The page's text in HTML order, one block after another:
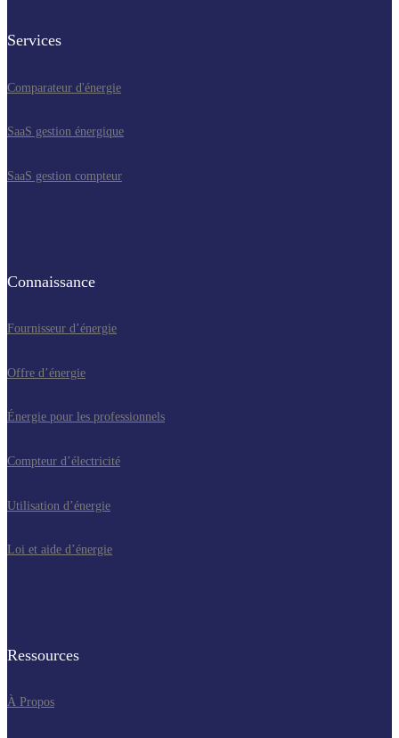
Services
Comparateur d'énergie
SaaS gestion énergique
SaaS gestion compteur
Connaissance
Fournisseur d’énergie
Offre d’énergie
Énergie pour les professionnels
Compteur d’électricité
Utilisation d’énergie
Loi et aide d’énergie
Ressources
À Propos